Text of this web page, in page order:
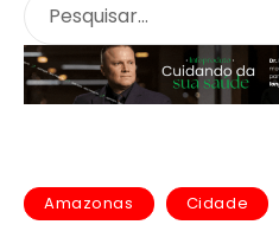
Amazonas Cidade